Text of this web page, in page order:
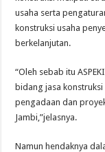
usaha serta
konstruksi usaha
berkelanjutan.
“Oleh sebab itu
bidang jasa
pengadaan dan
Jambi,”jelasnya.
Namun hendaknya